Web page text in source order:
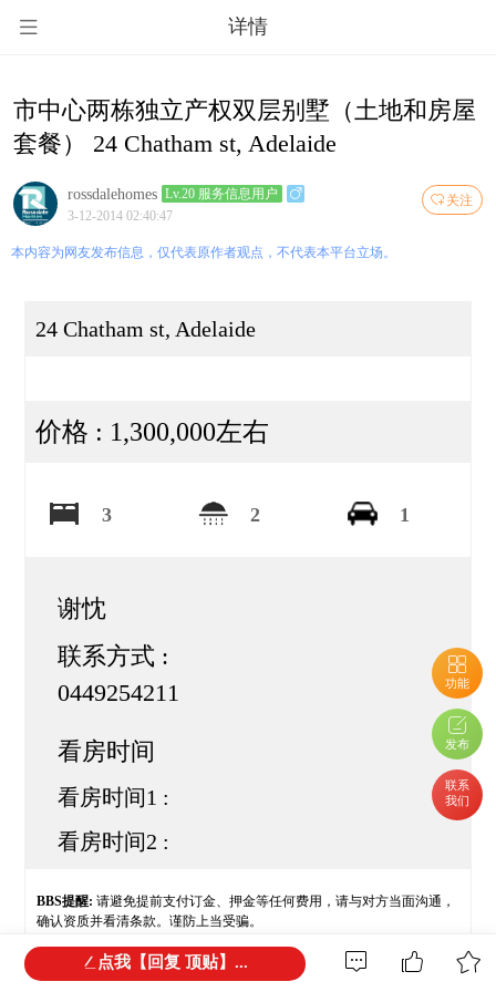
详情
功能
发布
联系
我们
市中心两栋独立产权双层别墅（土地和房屋
套餐） 24 Chatham st, Adelaide
关注
rossdalehomes Lv.20 服务信息用户
3-12-2014 02:40:47
本内容为网友发布信息，仅代表原作者观点，不代表本平台立场。
24 Chatham st, Adelaide
价格 : 1,300,000左右
3 2 1
谢忱
联系方式 :
0449254211
看房时间
看房时间1 :
看房时间2 :
BBS提醒:请避免提前支付订金、押金等任何费用，请与对方当面沟通，
确认资质并看清条款。谨防上当受骗。
本网站所提供的信息，只供参考之用。本网站不保证信息的准
点我【回复 顶贴】...